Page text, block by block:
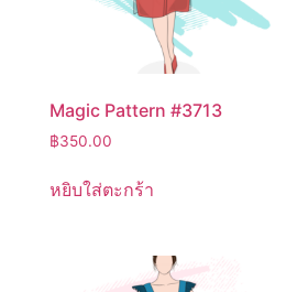
Magic Pattern #3713
฿350.00
หยิบใส่ตะกร้า